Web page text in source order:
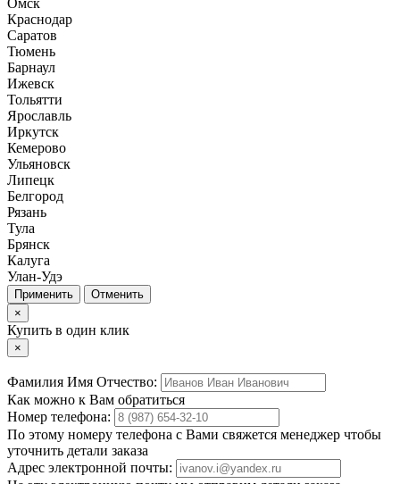
Омск
Краснодар
Саратов
Тюмень
Барнаул
Ижевск
Тольятти
Ярославль
Иркутск
Кемерово
Ульяновск
Липецк
Белгород
Рязань
Тула
Брянск
Калуга
Улан-Удэ
Отменить
×
Купить в один клик
×
Фамилия Имя Отчество:
Как можно к Вам обратиться
Номер телефона:
По этому номеру телефона с Вами свяжется менеджер чтобы
уточнить детали заказа
Адрес электронной почты: